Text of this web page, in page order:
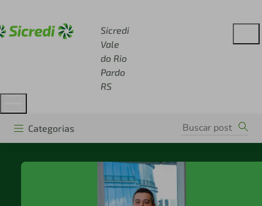
Sicredi
Vale
do Rio
Pardo
RS
Categorias